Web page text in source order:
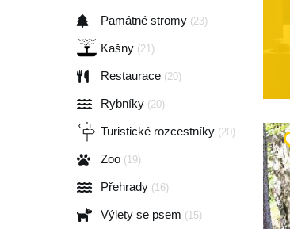
Památné stromy (23)
Kašny (21)
Restaurace (20)
Rybníky (20)
Turistické rozcestníky (20)
Zoo (19)
Přehrady (16)
Výlety se psem (15)